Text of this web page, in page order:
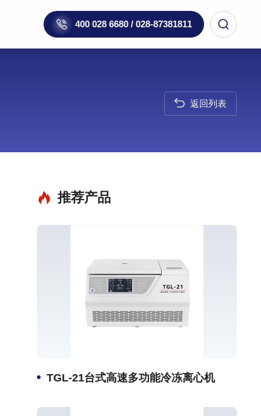
400 028 6680 / 028-87381811
返回列表
推荐产品
TGL-21台式高速多功能冷冻离心机